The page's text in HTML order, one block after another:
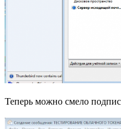
Теперь можно смело